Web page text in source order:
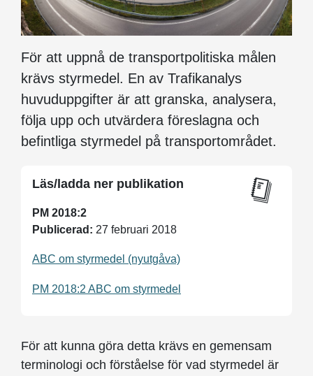
För att uppnå de transportpolitiska målen
krävs styrmedel. En av Trafikanalys
huvuduppgifter är att granska, analysera,
följa upp och utvärdera föreslagna och
befintliga styrmedel på transportområdet.
Läs/ladda ner publikation
PM 2018:2
Publicerad: 27 februari 2018
ABC om styrmedel (nyutgåva)
PM 2018:2 ABC om styrmedel
För att kunna göra detta krävs en gemensam
terminologi och förståelse för vad styrmedel är